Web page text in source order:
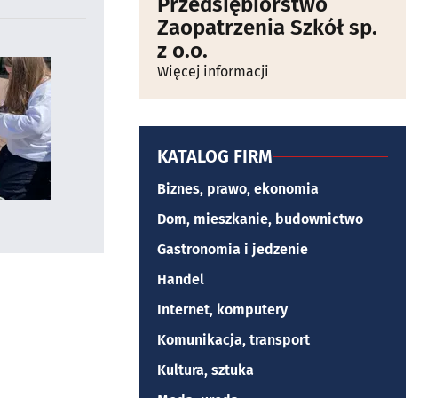
Zaopatrzenia Szkół sp.
z o.o.
Więcej informacji
KATALOG FIRM
Biznes, prawo, ekonomia
Dom, mieszkanie, budownictwo
Gastronomia i jedzenie
Handel
Internet, komputery
Komunikacja, transport
Kultura, sztuka